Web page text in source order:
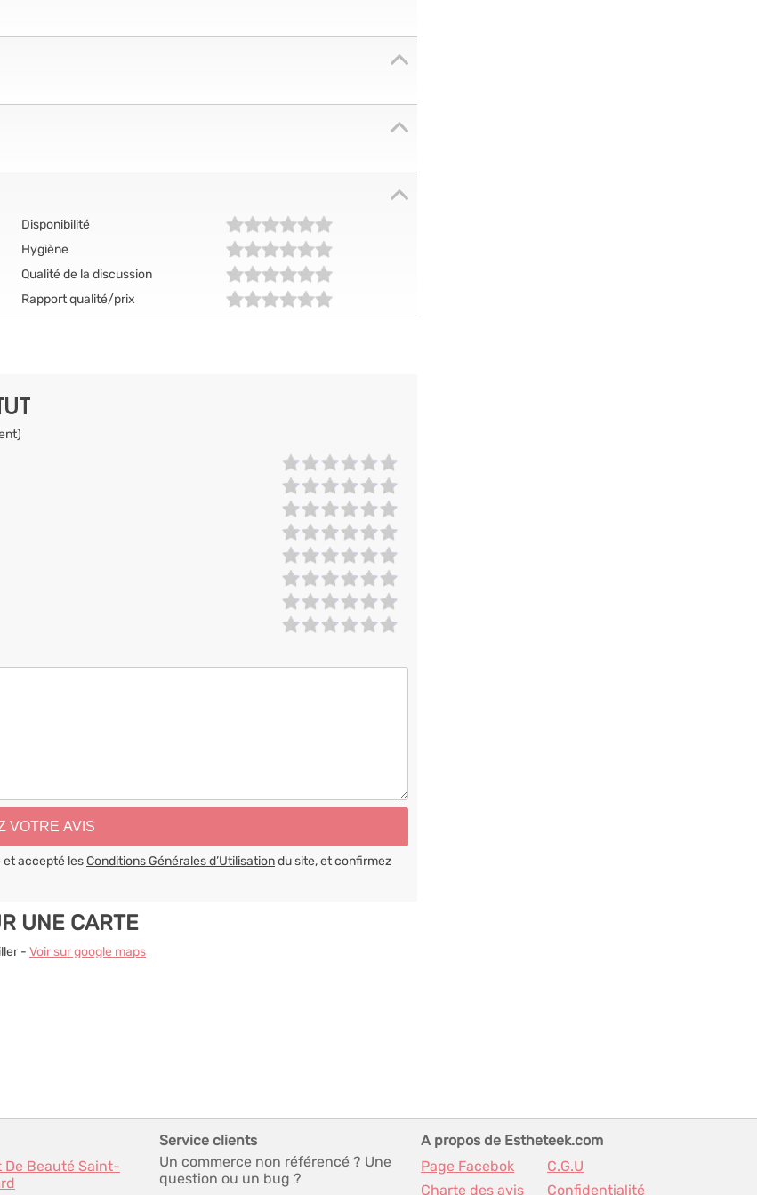
Disponibilité
Hygiène
Qualité de la discussion
Rapport qualité/prix
et accepté lesConditions Générales d’Utilisationdu site, et confirmez
UNE CARTE
- Voir sur google maps
Beauté Saint-
Service clients
Un commerce non référencé ? Une
question ou un bug ?
A propos de Estheteek.com
Page Facebok
C.G.U
Charte des avis
Confidentialité